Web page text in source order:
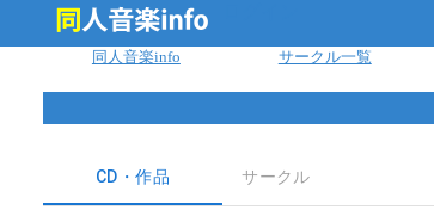
同人音楽info サークル一覧
CD・作品 サークル